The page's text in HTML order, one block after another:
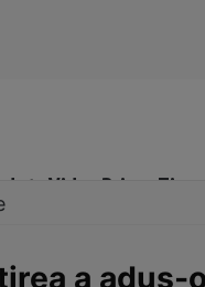
Video Prime Time
a adus-